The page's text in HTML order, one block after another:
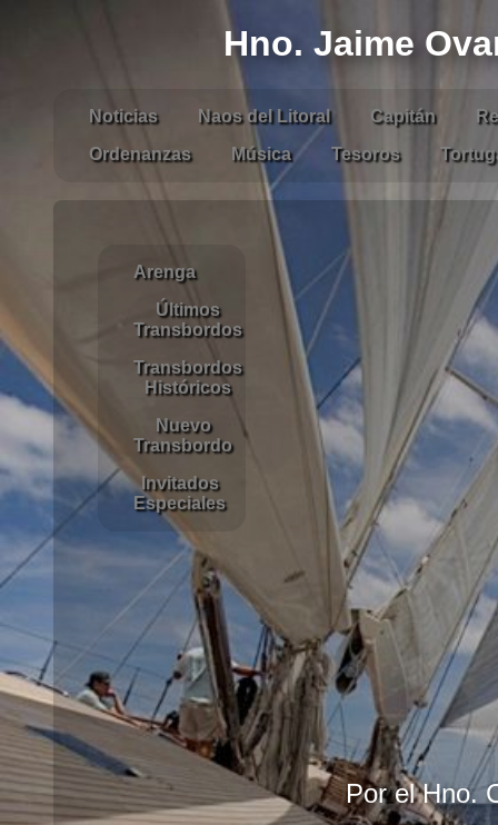
Hno. Jaime
Noticias Naos del Litoral Capitán
Ordenanzas
Música Tesoros
Arenga
Últimos
Transbordos
Transbordos
Históricos
Nuevo
Transbordo
Invitados
Especiales
Por el Hno.